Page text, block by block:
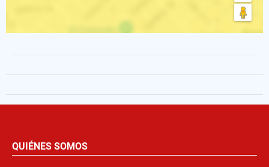
QUIÉNES SOMOS